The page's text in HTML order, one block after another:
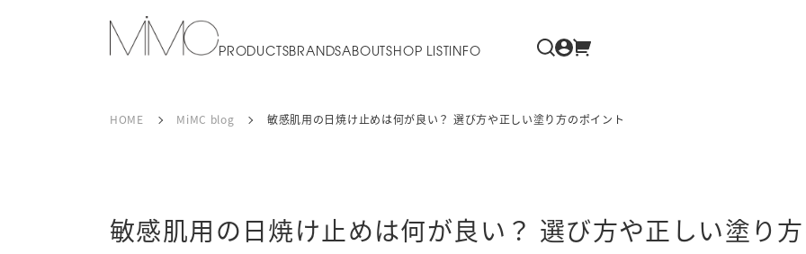
PRODUCTSBRANDSABOUTSHOP LIST INFO
HOME MiMC blog 敏感肌用の日焼け止めは何が良い？ 選び方や正しい塗り方のポイント
敏感肌用の日焼け止めは何が良い？ 選び方や正しい塗り